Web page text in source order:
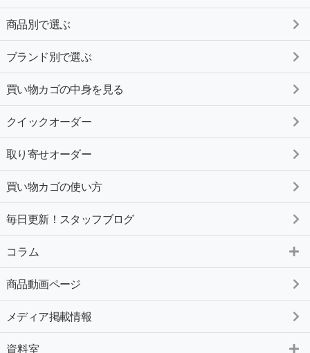
商品別で選ぶ
ブランド別で選ぶ
買い物カゴの中身を見る
クイックオーダー
取り寄せオーダー
買い物カゴの使い方
毎日更新！スタッフブログ
コラム
商品動画ページ
メディア掲載情報
資料室